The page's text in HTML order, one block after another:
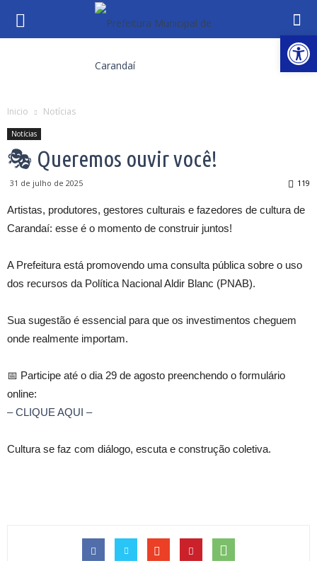
Inicio Notícias
Notícias
🎭 Queremos ouvir você!
31 de julho de 2025 119
Artistas, produtores, gestores culturais e fazedores de cultura de
Carandaí: esse é o momento de construir juntos!
A Prefeitura está promovendo uma consulta pública sobre o uso
dos recursos da Política Nacional Aldir Blanc (PNAB).
Sua sugestão é essencial para que os investimentos cheguem
onde realmente importam.
📅 Participe até o dia 29 de agosto preenchendo o formulário
online:
– CLIQUE AQUI –
Cultura se faz com diálogo, escuta e construção coletiva.
Abrir